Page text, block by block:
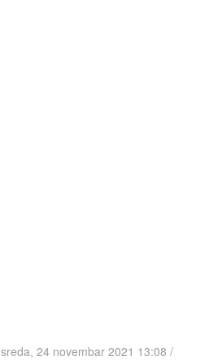
sreda, 24 novembar 2021 13:08 /